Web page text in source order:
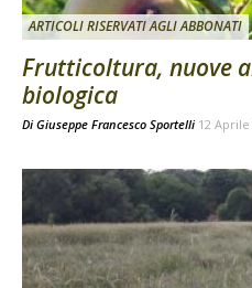
ARTICOLI RISERVATI AGLI ABBONATI
Frutticoltura, nuove
biologica
Di Giuseppe Francesco Sportelli 12 Aprile